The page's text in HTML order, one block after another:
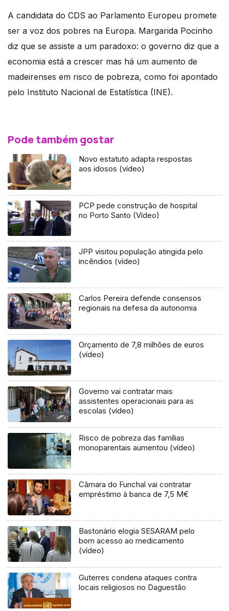
A candidata do CDS ao Parlamento Europeu promete
ser a voz dos pobres na Europa. Margarida Pocinho
diz que se assiste a um paradoxo: o governo diz que a
economia está a crescer mas há um aumento de
madeirenses em risco de pobreza, como foi apontado
pelo Instituto Nacional de Estatística (INE).
Pode também gostar
Novo estatuto adapta respostas
aos idosos (vídeo)
PCP pede construção de hospital
no Porto Santo (Vídeo)
JPP visitou população atingida pelo
incêndios (vídeo)
Carlos Pereira defende consensos
regionais na defesa da autonomia
Orçamento de 7,8 milhões de euros
(vídeo)
Governo vai contratar mais
assistentes operacionais para as
escolas (vídeo)
Risco de pobreza das famílias
monoparentais aumentou (vídeo)
Câmara do Funchal vai contratar
empréstimo à banca de 7,5 M€
Bastonário elogia SESARAM pelo
bom acesso ao medicamento
(vídeo)
Guterres condena ataques contra
locais religiosos no Daguestão